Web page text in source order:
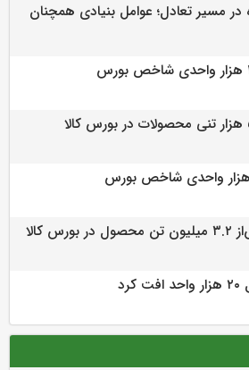
در مسیر تعادل؛ عوامل بنیادی همچنان
کالا